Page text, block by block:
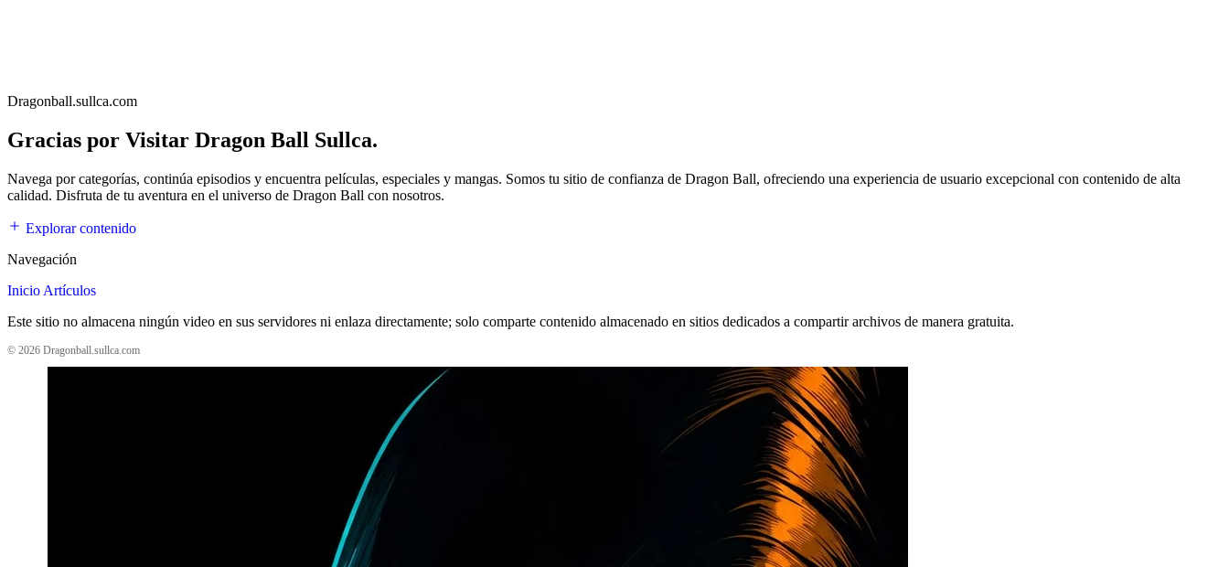
Dragonball.sullca.com
Gracias por Visitar Dragon Ball Sullca.
Navega por categorías, continúa episodios y encuentra películas, especiales y mangas. Somos tu sitio de confianza de Dragon Ball, ofreciendo una experiencia de usuario excepcional con contenido de alta
calidad. Disfruta de tu aventura en el universo de Dragon Ball con nosotros.
Explorar contenido
Navegación
Inicio Artículos
Este sitio no almacena ningún video en sus servidores ni enlaza directamente; solo comparte contenido almacenado en sitios dedicados a compartir archivos de manera gratuita.
© 2026 Dragonball.sullca.com